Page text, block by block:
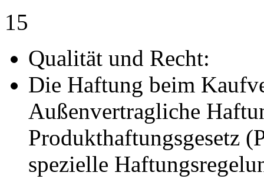
15
Qualität und Recht:
Die Haftung beim
Außenvertragliche
Produkthaftungsgesetz
spezielle